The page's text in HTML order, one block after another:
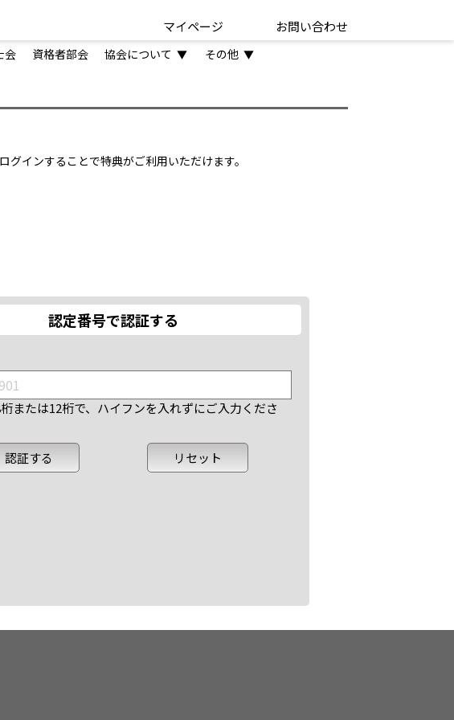
マイページ お問い合わせ
会 資格者部会 協会について ▼ その他 ▼
インすることで特典がご利用いただけます。
認定番号で認証する
または12桁で、ハイフンを入れずにご入力くださ